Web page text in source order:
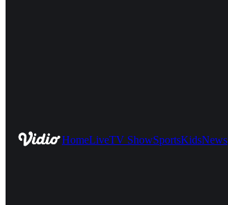
HomeLiveTV ShowSportsKidsNews